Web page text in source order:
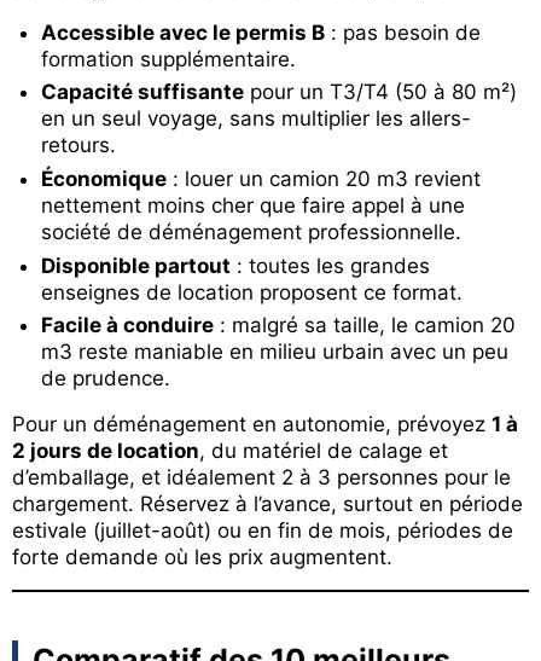
Accessible avec le permis B : pas besoin de
formation supplémentaire.
Capacité suffisante pour un T3/T4 (50 à 80 m²)
en un seul voyage, sans multiplier les allers-
retours.
Économique : louer un camion 20 m3 revient
nettement moins cher que faire appel à une
société de déménagement professionnelle.
Disponible partout : toutes les grandes
enseignes de location proposent ce format.
Facile à conduire : malgré sa taille, le camion 20
m3 reste maniable en milieu urbain avec un peu
de prudence.
Pour un déménagement en autonomie, prévoyez 1 à
2 jours de location, du matériel de calage et
d’emballage, et idéalement 2 à 3 personnes pour le
chargement. Réservez à l’avance, surtout en période
estivale (juillet-août) ou en fin de mois, périodes de
forte demande où les prix augmentent.